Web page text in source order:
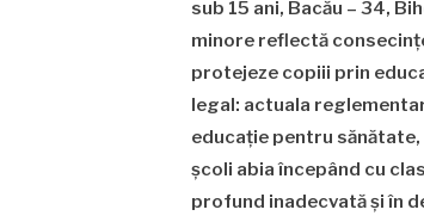
sub 15 ani, Bacău – 34,
minore reflectă
protejeze copiii prin
legal: actuala
educație pentru
școli abia începând cu
profund inadecvată și în